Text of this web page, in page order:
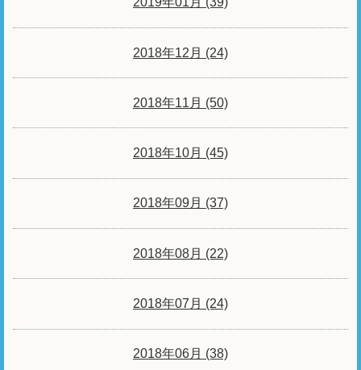
2018年12月 (24)
2018年11月 (50)
2018年10月 (45)
2018年09月 (37)
2018年08月 (22)
2018年07月 (24)
2018年06月 (38)